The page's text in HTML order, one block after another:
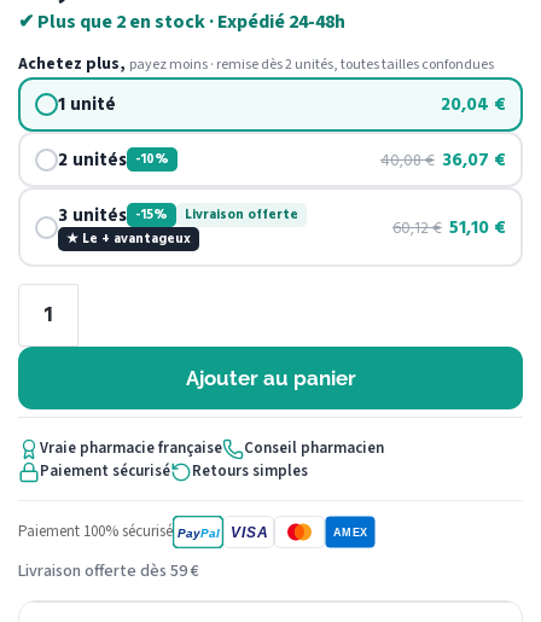
✔ Plus que 2 en stock · Expédié 24-48h
Achetez plus, payez moins · remise dès 2 unités, toutes tailles confondues
1 unité 20,04 €
2 unités -10% 40,08€ 36,07 €
3 unités -15%
Livraison offerte
★ Le + avantageux
60,12€ 51,10 €
Ajouter au panier
Vraie pharmacie française
Conseil pharmacien
Paiement sécurisé
Retours simples
Paiement 100% sécurisé PayPal VISA AMEX
Livraison offerte dès 59 €